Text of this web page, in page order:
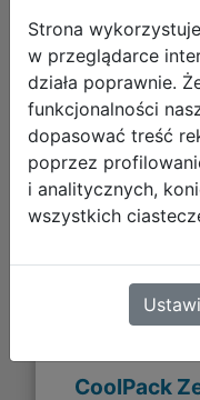
CoolPack
Strona
w przeglądarce
działa poprawnie.
funkcjonalności
dopasować treść
poprzez
i analitycznych,
wszystkich